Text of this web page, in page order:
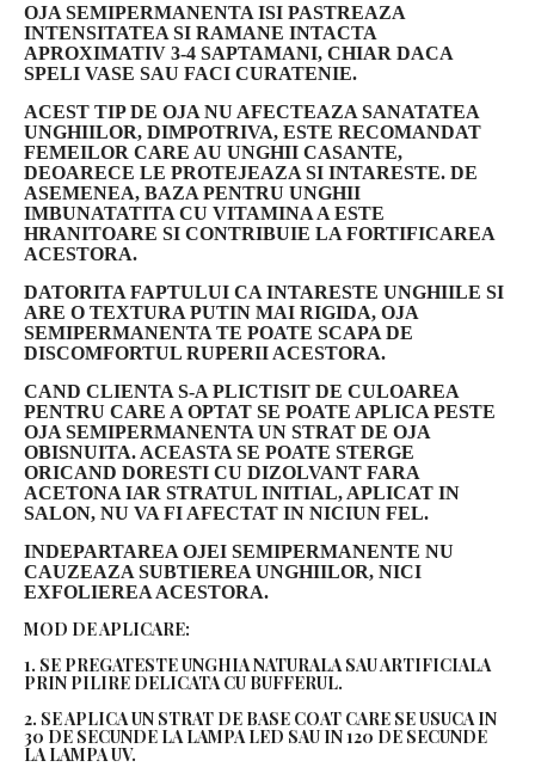
OJA SEMIPERMANENTA ISI PASTREAZA
INTENSITATEA SI RAMANE INTACTA
APROXIMATIV 3-4 SAPTAMANI, CHIAR DACA
SPELI VASE SAU FACI CURATENIE.
ACEST TIP DE OJA NU AFECTEAZA SANATATEA
UNGHIILOR, DIMPOTRIVA, ESTE RECOMANDAT
FEMEILOR CARE AU UNGHII CASANTE,
DEOARECE LE PROTEJEAZA SI INTARESTE. DE
ASEMENEA, BAZA PENTRU UNGHII
IMBUNATATITA CU VITAMINA A ESTE
HRANITOARE SI CONTRIBUIE LA FORTIFICAREA
ACESTORA.
DATORITA FAPTULUI CA INTARESTE UNGHIILE SI
ARE O TEXTURA PUTIN MAI RIGIDA, OJA
SEMIPERMANENTA TE POATE SCAPA DE
DISCOMFORTUL RUPERII ACESTORA.
CAND CLIENTA S-A PLICTISIT DE CULOAREA
PENTRU CARE A OPTAT SE POATE APLICA PESTE
OJA SEMIPERMANENTA UN STRAT DE OJA
OBISNUITA. ACEASTA SE POATE STERGE
ORICAND DORESTI CU DIZOLVANT FARA
ACETONA IAR STRATUL INITIAL, APLICAT IN
SALON, NU VA FI AFECTAT IN NICIUN FEL.
INDEPARTAREA OJEI SEMIPERMANENTE NU
CAUZEAZA SUBTIEREA UNGHIILOR, NICI
EXFOLIEREA ACESTORA.
MOD DE APLICARE:
1. SE PREGATESTE UNGHIA NATURALA SAU ARTIFICIALA
PRIN PILIRE DELICATA CU BUFFERUL.
2. SE APLICA UN STRAT DE BASE COAT CARE SE USUCA IN
30 DE SECUNDE LA LAMPA LED SAU IN 120 DE SECUNDE
LA LAMPA UV.